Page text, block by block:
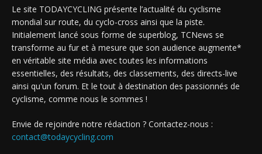
Le site TODAYCYCLING présente l’actualité du cyclisme
mondial sur route, du cyclo-cross ainsi que la piste.
Initialement lancé sous forme de superblog, TCNews se
transforme au fur et à mesure que son audience augmente*
en véritable site média avec toutes les informations
essentielles, des résultats, des classements, des directs-live
ainsi qu'un forum. Et le tout à destination des passionnés de
cyclisme, comme nous le sommes !
Envie de rejoindre notre rédaction ? Contactez-nous :
contact@todaycycling.com